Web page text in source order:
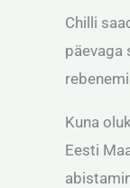
Chilli
päevaga
Kuna
Eesti